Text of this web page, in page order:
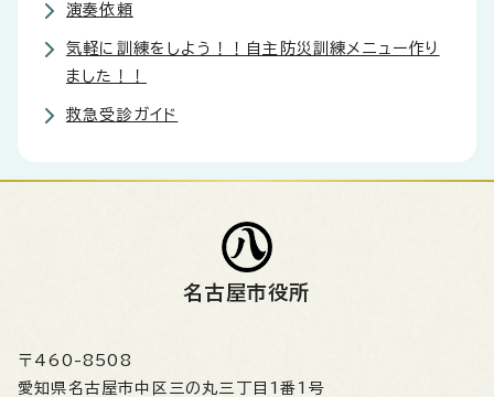
演奏依頼
気軽に訓練をしよう！！自主防災訓練メニュー作り
ました！！
救急受診ガイド
名古屋市役所
〒460-8508
愛知県名古屋市中区三の丸三丁目1番1号